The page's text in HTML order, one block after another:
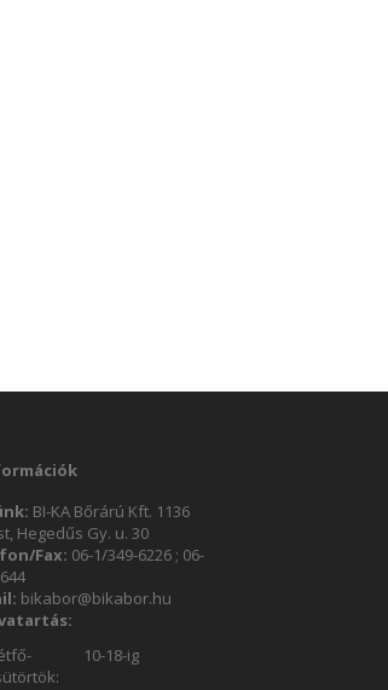
BI-KA Bőrárú Kft. 1136
Hegedűs Gy. u. 30
Fax: 06-1/349-6226 ; 06-
bikabor@bikabor.hu
10-18-ig